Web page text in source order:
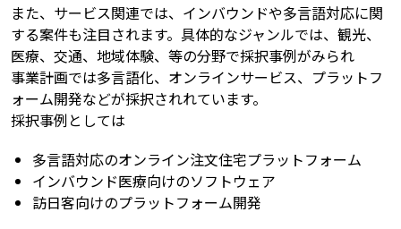
また、サービス関連では、インバウンドや多言語対応に関
する案件も注目されます。具体的なジャンルでは、観光、
医療、交通、地域体験、等の分野で採択事例がみられ
事業計画では多言語化、オンラインサービス、プラットフ
ォーム開発などが採択されれています。
採択事例としては
多言語対応のオンライン注文住宅プラットフォーム
インバウンド医療向けのソフトウェア
訪日客向けのプラットフォーム開発